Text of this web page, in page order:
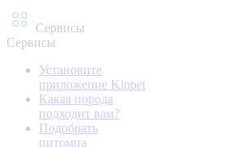
Сервисы
Сервисы
Установите
приложение Kinpet
Какая порода
подходит вам?
Подобрать
питомца